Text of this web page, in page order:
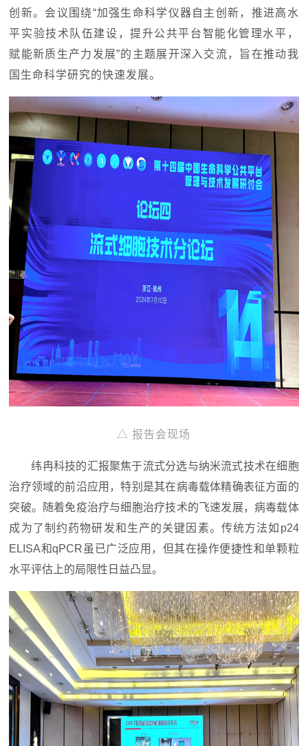
创新。会议围绕“加强生命科学仪器自主创新，推进高水
平实验技术队伍建设，提升公共平台智能化管理水平，
赋能新质生产力发展”的主题展开深入交流，旨在推动我
国生命科学研究的快速发展。
△ 报告会现场
纬冉科技的汇报聚焦于流式分选与纳米流式技术在细胞
治疗领域的前沿应用，特别是其在病毒载体精确表征方面的
突破。随着免疫治疗与细胞治疗技术的飞速发展，病毒载体
成为了制约药物研发和生产的关键因素。传统方法如p24
ELISA和qPCR虽已广泛应用，但其在操作便捷性和单颗粒
水平评估上的局限性日益凸显。